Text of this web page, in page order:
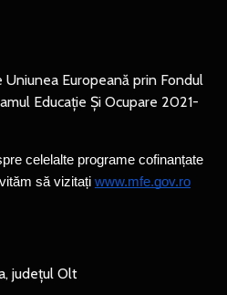
Europeană prin Fondul
Educație Și Ocupare 2021-
celelalte programe cofinanțate
să vizitați www.mfe.gov.ro
județul Olt